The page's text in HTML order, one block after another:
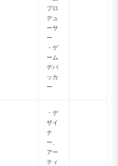
プロ
デュ
ーサ
ー
・ゲ
ーム
デバ
ッカ
ー
・デ
ザイ
ナ
ー、
アー
ティ